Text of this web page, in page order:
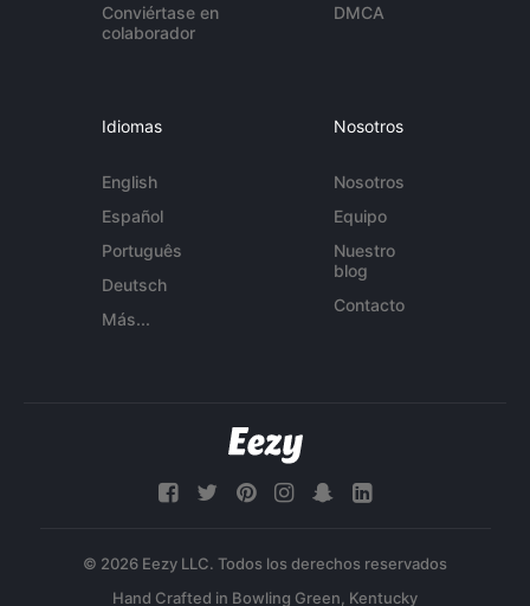
Conviértase en
colaborador
DMCA
Idiomas
English
Español
Português
Deutsch
Más...
Nosotros
Nosotros
Equipo
Nuestro
blog
Contacto
© 2026 Eezy LLC. Todos los derechos reservados